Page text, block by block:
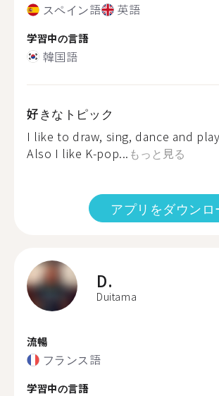
スペイン語 英語
学習中の言語
韓国語
好きなトピック
I like to draw, sing, dance and
Also I like K-pop... もっと見る
アプリをダウンロ
D.
Duitama
流暢
フランス語
学習中の言語